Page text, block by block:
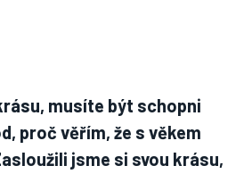
musíte být schopni
proč věřím, že s věkem
jsme si svou krásu,